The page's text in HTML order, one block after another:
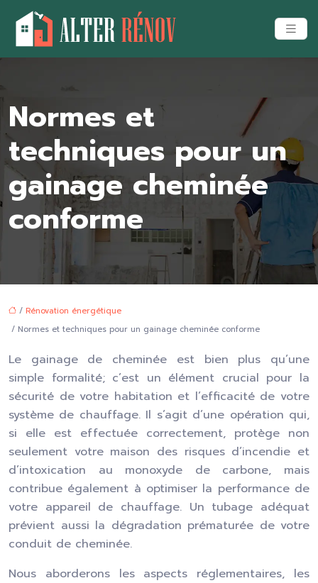
Normes et
techniques pour un
gainage cheminée
conforme
/ Rénovation énergétique
/ Normes et techniques pour un gainage cheminée conforme
Le gainage de cheminée est bien plus qu’une
simple formalité; c’est un élément crucial pour la
sécurité de votre habitation et l’efficacité de votre
système de chauffage. Il s’agit d’une opération qui,
si elle est effectuée correctement, protège non
seulement votre maison des risques d’incendie et
d’intoxication au monoxyde de carbone, mais
contribue également à optimiser la performance de
votre appareil de chauffage. Un tubage adéquat
prévient aussi la dégradation prématurée de votre
conduit de cheminée.
Nous aborderons les aspects réglementaires, les